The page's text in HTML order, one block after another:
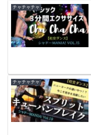
チャチャチャ
チャチャチャ